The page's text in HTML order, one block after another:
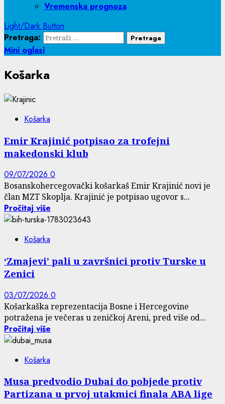
Vremenska prognoza
Light/Dark Button
Pretraga:
Mini oglasi
Košarka
Košarka
Emir Krajinić potpisao za trofejni
makedonski klub
09/07/2026 0
Bosanskohercegovački košarkaš Emir Krajinić novi je
član MZT Skoplja. Krajinić je potpisao ugovor s...
Pročitaj više
Košarka
‘Zmajevi’ pali u završnici protiv Turske u
Zenici
03/07/2026 0
Košarkaška reprezentacija Bosne i Hercegovine
potražena je večeras u zeničkoj Areni, pred više od...
Pročitaj više
Košarka
Musa predvodio Dubai do pobjede protiv
Partizana u prvoj utakmici finala ABA lige